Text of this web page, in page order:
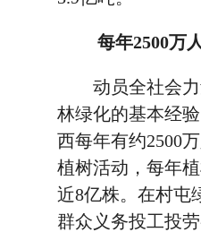
每年2500万
动员全社会力
林绿化的基本经
西每年有约2500
植树活动，每年
近8亿株。在村屯
群众义务投工投劳